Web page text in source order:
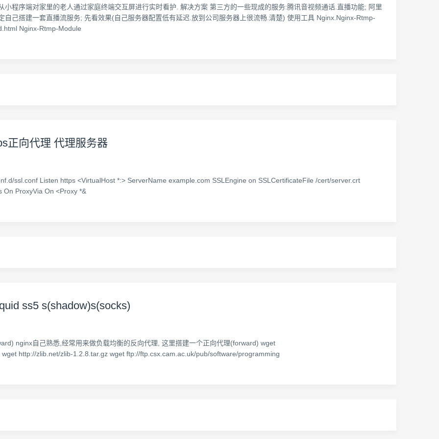
程序端对家里的老人通过家庭终端交互屏进行实时看护. 解决方案 第三方的一些现成的服务:腾讯音视频通话.直播功能; 阿里
己搭建一套直播流服务; 先看效果(自己服务器配置低有延迟.放到公司服务器上很流畅.清楚) 使用工具 Nginx.Nginx-Rtmp-
Nginx-Rtmp-Module
正向代理 代理服务器
ssl.conf Listen https <VirtualHost *:> ServerName example.com SSLEngine on SSLCertificateFile /cert/server.crt
On ProxyVia On <Proxy *&
ss5 s(shadow)s(socks)
nginx自己熟悉,经常用来做负载均衡的反向代理, 这里搭建一个正向代理(forward) wget
http://zlib.net/zlib-1.2.8.tar.gz wget ftp://ftp.csx.cam.ac.uk/pub/software/programming